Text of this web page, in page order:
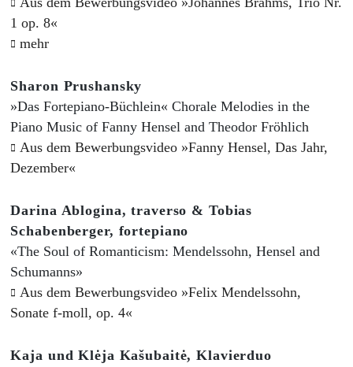
1 op. 8«
mehr
Sharon Prushansky
»Das Fortepiano-Büchlein« Chorale Melodies in the
Piano Music of Fanny Hensel and Theodor Fröhlich
Aus dem Bewerbungsvideo »Fanny Hensel, Das Jahr,
Dezember«
Darina Ablogina, traverso & Tobias
Schabenberger, fortepiano
«The Soul of Romanticism: Mendelssohn, Hensel and
Schumanns»
Aus dem Bewerbungsvideo »Felix Mendelssohn,
Sonate f-moll, op. 4«
Kaja und Klėja Kašubaitė, Klavierduo